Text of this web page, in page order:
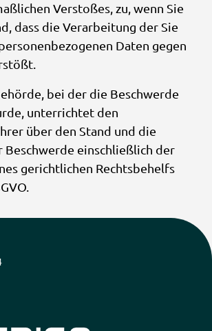
Verstoßes, zu, wenn Sie
dass die Verarbeitung der Sie
Daten gegen
bei der die Beschwerde
unterrichtet den
über den Stand und die
Beschwerde einschließlich der
gerichtlichen Rechtsbehelfs